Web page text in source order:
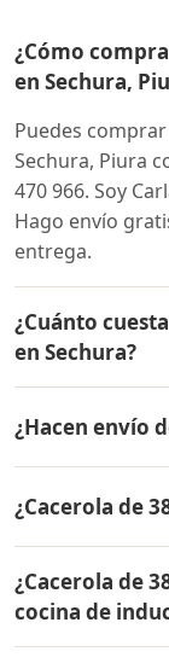
¿Cómo
en Sechura,
Puedes
Sechura, Piura
470 966. Soy
Hago envío
entrega.
¿Cuánto
en Sechura?
en todo el Perú.
conocer el
facilidades de
¿Hacen envío
Ware a
contra entrega.
¿Cacerola de
vida contra
productos Rena
inoxidable
¿Cacerola de
cocina de